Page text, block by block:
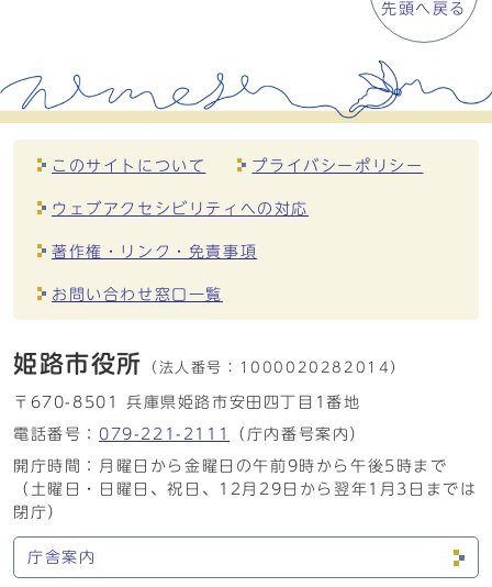
先頭へ戻る
このサイトについて プライバシーポリシー
ウェブアクセシビリティへの対応
著作権・リンク・免責事項
お問い合わせ窓口一覧
姫路市役所 （法人番号： 1000020282014）
〒670-8501 兵庫県姫路市安田四丁目1番地
電話番号： 079-221-2111
（庁内番号案内）
開庁時間：月曜日から金曜日の午前9時から午後5時まで
（土曜日・日曜日、祝日、12月29日から翌年1月3日までは
閉庁）
庁舎案内